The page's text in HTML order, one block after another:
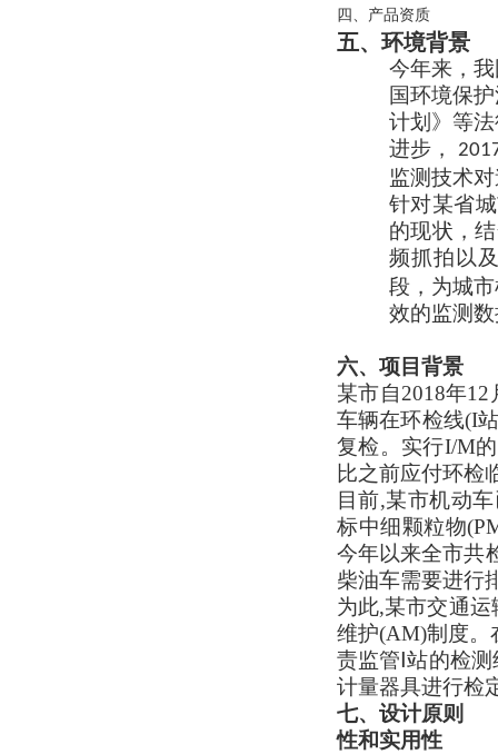
四、产品资质
五、环境背景
今年来，
国环境保
计划》等
进步，
监测技术
针对某省
的现状，
频抓拍以
段，为城
效的监测
六、项目背景
某市自2018年
车辆在环检线(I
复检。实行I/M
比之前应付环检
目前,某市机动
标中细颗粒物
今年以来全市共
柴油车需要进行
为此,某市交通运
维护(AM)制度。
责监管Ⅰ站的检
计量器具进行检
七、设计原则
性和实用性